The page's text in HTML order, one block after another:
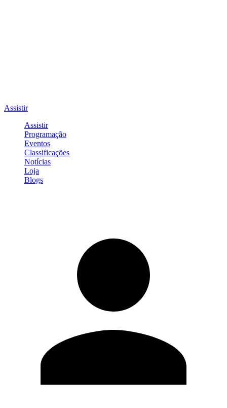
Assistir
Assistir
Programação
Eventos
Classificações
Notícias
Loja
Blogs